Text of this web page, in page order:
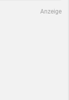
Anzeige